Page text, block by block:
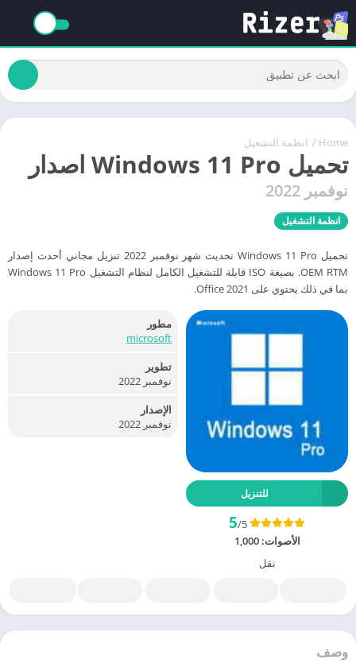
Home
/ انظمة التشغيل
تحميل Windows 11 Pro اصدار
نوفمبر 2022
انظمة التشغيل
تحميل Windows 11 Pro تحديث شهر نوفمبر 2022 تنزيل مجاني أحدث إصدار
OEM RTM. بصيغة ISO قابلة للتشغيل الكامل لنظام التشغيل Windows 11 Pro
بما في ذلك يحتوي على Office 2021.
للتنزيل
5/5
الأصوات:1,000
نقل
مطور
microsoft
تطوير
نوفمبر 2022
الإصدار
نوفمبر 2022
وصف